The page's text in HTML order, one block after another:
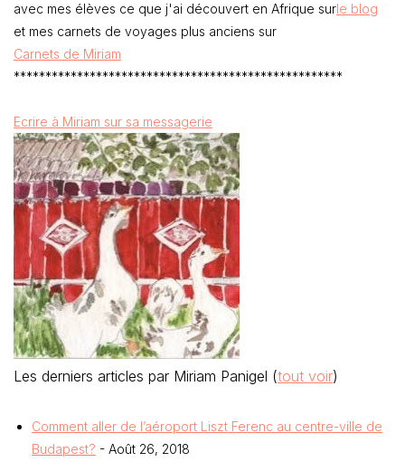
avec mes élèves ce que j'ai découvert en Afrique surle blog
et mes carnets de voyages plus anciens sur
Carnets de Miriam
****************************************************
Ecrire à Miriam sur sa messagerie
Les derniers articles par Miriam Panigel (tout voir)
Comment aller de l’aéroport Liszt Ferenc au centre-ville de
Budapest? - Août 26, 2018